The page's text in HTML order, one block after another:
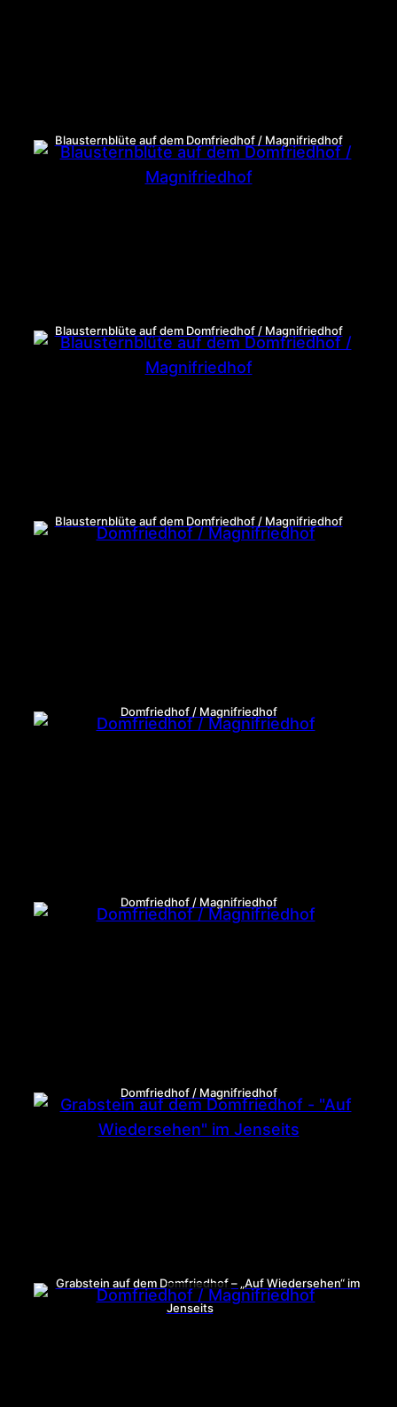
Blausternblüte auf dem Domfriedhof / Magnifriedhof
Blausternblüte auf dem Domfriedhof / Magnifriedhof
Blausternblüte auf dem Domfriedhof / Magnifriedhof
Domfriedhof / Magnifriedhof
Domfriedhof / Magnifriedhof
Domfriedhof / Magnifriedhof
Grabstein auf dem Domfriedhof – „Auf Wiedersehen“ im
Jenseits